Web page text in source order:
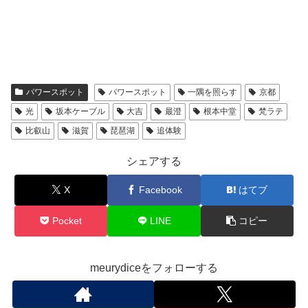
パワースポット パワースポット 一隅を照らす
京都
光
坂本ケーブル 大吉 最澄 根本中堂
梵ラテ
比叡山
滋賀 琵琶湖 追体験
シェアする
X Facebook はてブ
Pocket LINE コピー
meurydiceをフォローする